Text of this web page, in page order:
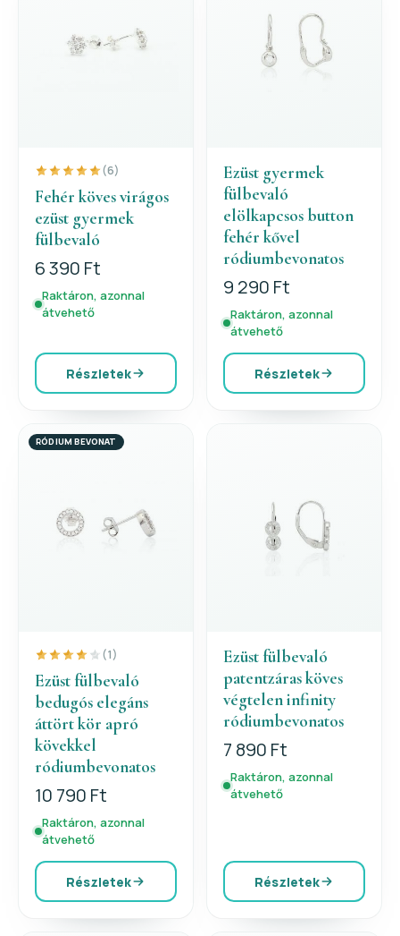
(6)
Fehér köves virágos
ezüst gyermek
fülbevaló
6 390 Ft
Raktáron, azonnal
átvehető
Részletek
Ezüst gyermek
fülbevaló
elölkapcsos button
fehér kővel
ródiumbevonatos
9 290 Ft
Raktáron, azonnal
átvehető
Részletek
RÓDIUM BEVONAT
(1)
Ezüst fülbevaló
bedugós elegáns
áttört kör apró
kövekkel
ródiumbevonatos
10 790 Ft
Raktáron, azonnal
átvehető
Részletek
Ezüst fülbevaló
patentzáras köves
végtelen infinity
ródiumbevonatos
7 890 Ft
Raktáron, azonnal
átvehető
Részletek